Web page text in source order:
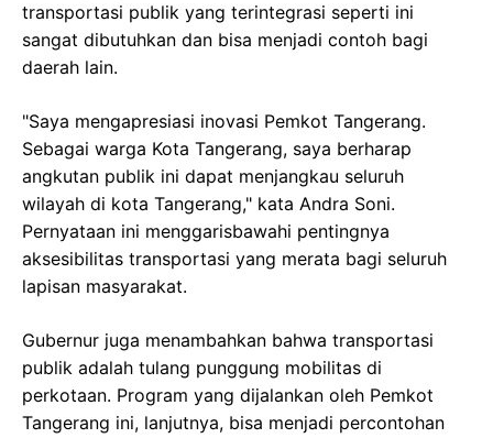
transportasi publik yang terintegrasi seperti ini
sangat dibutuhkan dan bisa menjadi contoh bagi
daerah lain.
"Saya mengapresiasi inovasi Pemkot Tangerang.
Sebagai warga Kota Tangerang, saya berharap
angkutan publik ini dapat menjangkau seluruh
wilayah di kota Tangerang," kata Andra Soni.
Pernyataan ini menggarisbawahi pentingnya
aksesibilitas transportasi yang merata bagi seluruh
lapisan masyarakat.
Gubernur juga menambahkan bahwa transportasi
publik adalah tulang punggung mobilitas di
perkotaan. Program yang dijalankan oleh Pemkot
Tangerang ini, lanjutnya, bisa menjadi percontohan